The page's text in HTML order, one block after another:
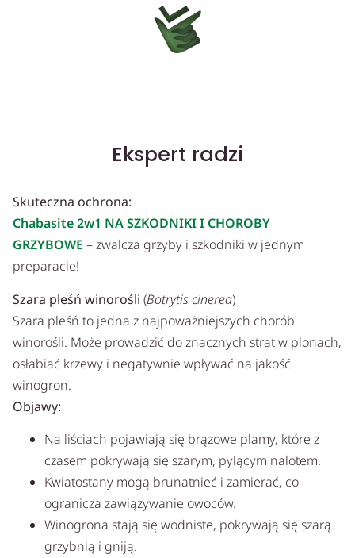
Ekspert radzi
Skuteczna ochrona:
Chabasite 2w1 NA SZKODNIKI I CHOROBY
GRZYBOWE – zwalcza grzyby i szkodniki w jednym
preparacie!
Szara pleśń winorośli (Botrytis cinerea)
Szara pleśń to jedna z najpoważniejszych chorób
winorośli. Może prowadzić do znacznych strat w plonach,
osłabiać krzewy i negatywnie wpływać na jakość
winogron.
Objawy:
Na liściach pojawiają się brązowe plamy, które z
czasem pokrywają się szarym, pylącym nalotem.
Kwiatostany mogą brunatnieć i zamierać, co
ogranicza zawiązywanie owoców.
Winogrona stają się wodniste, pokrywają się szarą
grzybnią i gniją.